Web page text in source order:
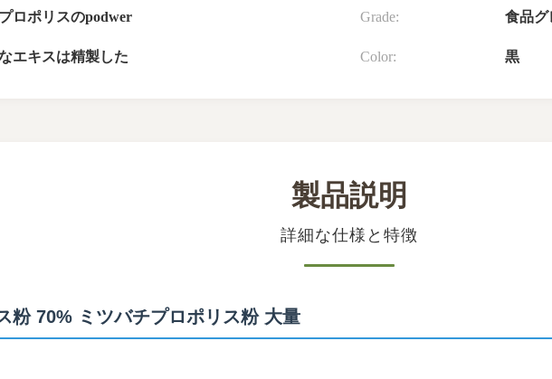
ロポリスのpodwer Grade: 食品グ
エキスは精製した Color: 黒
製品説明
詳細な仕様と特徴
粉 70% ミツバチプロポリス粉 大量